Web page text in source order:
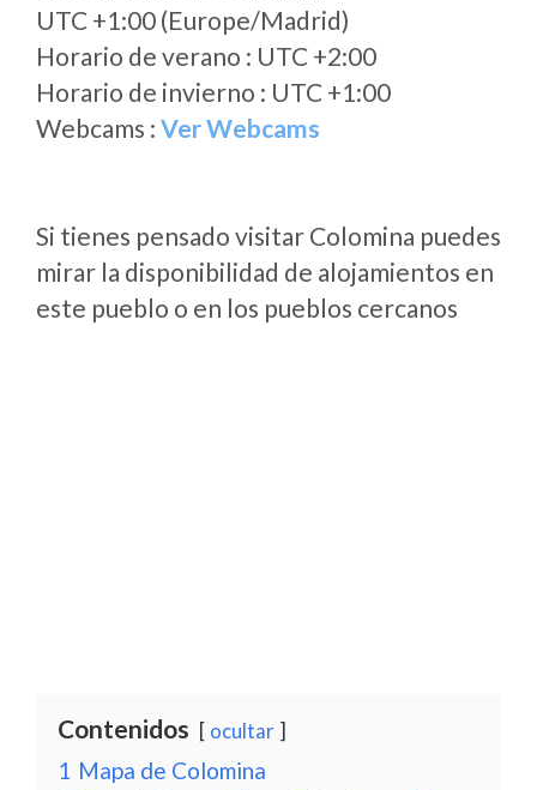
UTC +1:00 (Europe/Madrid)
Horario de verano : UTC +2:00
Horario de invierno : UTC +1:00
Webcams : Ver Webcams
Si tienes pensado visitar Colomina puedes
mirar la disponibilidad de alojamientos en
este pueblo o en los pueblos cercanos
Contenidos ocultar
1 Mapa de Colomina